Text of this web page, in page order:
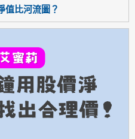
值比河流圖？